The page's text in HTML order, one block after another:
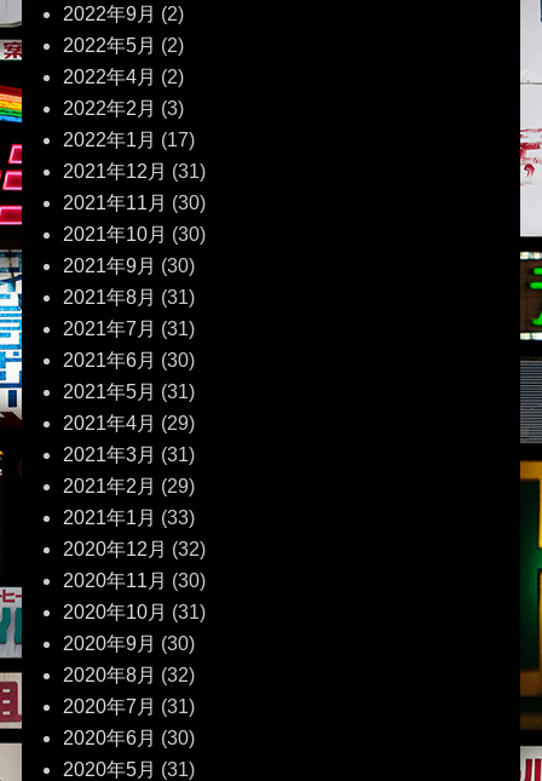
2022年9月 (2)
2022年5月 (2)
2022年4月 (2)
2022年2月 (3)
2022年1月 (17)
2021年12月 (31)
2021年11月 (30)
2021年10月 (30)
2021年9月 (30)
2021年8月 (31)
2021年7月 (31)
2021年6月 (30)
2021年5月 (31)
2021年4月 (29)
2021年3月 (31)
2021年2月 (29)
2021年1月 (33)
2020年12月 (32)
2020年11月 (30)
2020年10月 (31)
2020年9月 (30)
2020年8月 (32)
2020年7月 (31)
2020年6月 (30)
2020年5月 (31)